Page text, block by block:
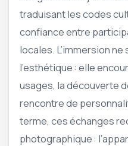
traduisant les codes
confiance entre
locales. L’immersion ne
l’esthétique : elle
usages, la découverte
rencontre de
terme, ces échanges
photographique :